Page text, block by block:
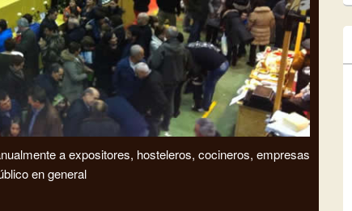
a expositores, hosteleros, cocineros, empresas
en general